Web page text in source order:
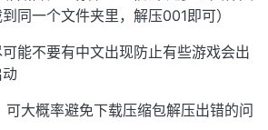
同一个文件夹里，解压001即可）
能不要有中文出现防止有些游戏会出
可大概率避免下载压缩包解压出错的问